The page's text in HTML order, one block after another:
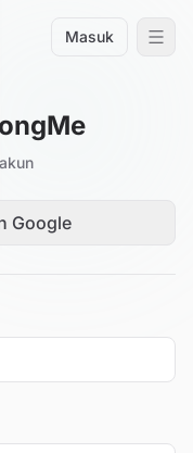
Masuk
Google